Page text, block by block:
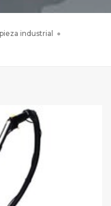
industrial